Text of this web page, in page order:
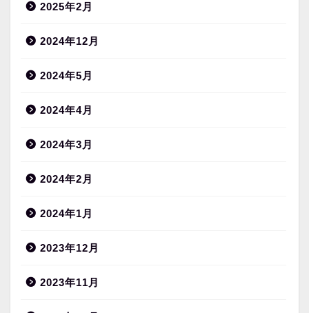
2025年2月
2024年12月
2024年5月
2024年4月
2024年3月
2024年2月
2024年1月
2023年12月
2023年11月